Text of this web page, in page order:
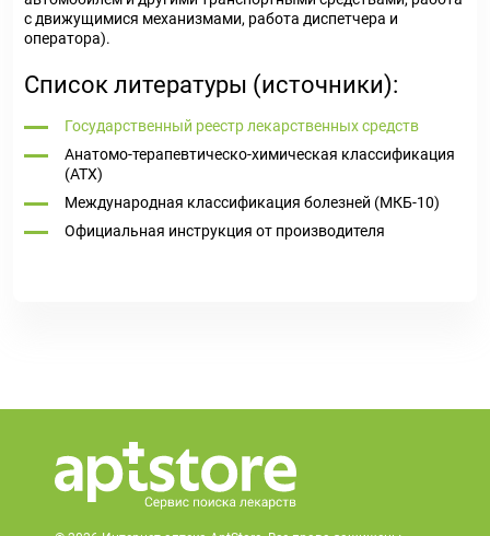
с движущимися механизмами, работа диспетчера и
оператора).
Список литературы (источники):
Государственный реестр лекарственных средств
Анатомо-терапевтическо-химическая классификация
(ATX)
Международная классификация болезней (МКБ-10)
Официальная инструкция от производителя